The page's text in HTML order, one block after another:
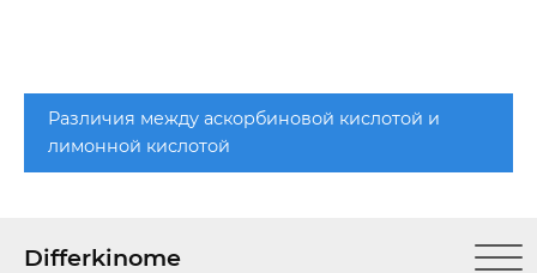
Различия между аскорбиновой кислотой и
лимонной кислотой
Differkinome